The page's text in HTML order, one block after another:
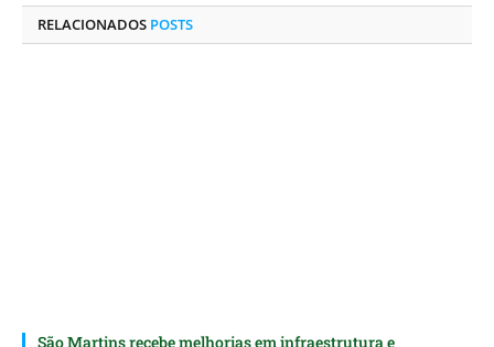
RELACIONADOS POSTS
São Martins recebe melhorias em infraestrutura e